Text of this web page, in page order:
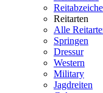
Reitarten
Alle
Springen
Dressur
Western
Military
Jagdreiten